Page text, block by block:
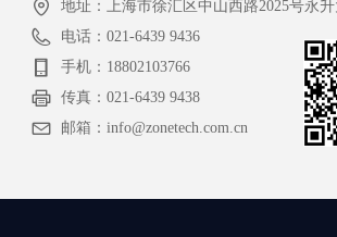
地址： 上海市徐汇区中山西路2025号永升
电话： 021-6439 9436
手机： 18802103766
传真： 021-6439 9438
邮箱： info@zonetech.com.cn